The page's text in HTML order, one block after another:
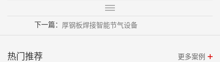
下一篇： 厚钢板焊接智能节气设备
热门推荐 更多案例